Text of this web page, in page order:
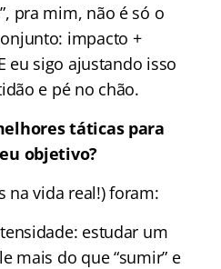
pra mim, não é só o
impacto +
eu sigo ajustando isso
e pé no chão.
táticas para
objetivo?
na vida real!) foram:
estudar um
mais do que “sumir” e